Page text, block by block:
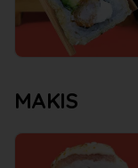
MAKIS